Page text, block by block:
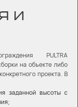
И
PULTRA
на объекте либо
проекта. В
заданной высоты с